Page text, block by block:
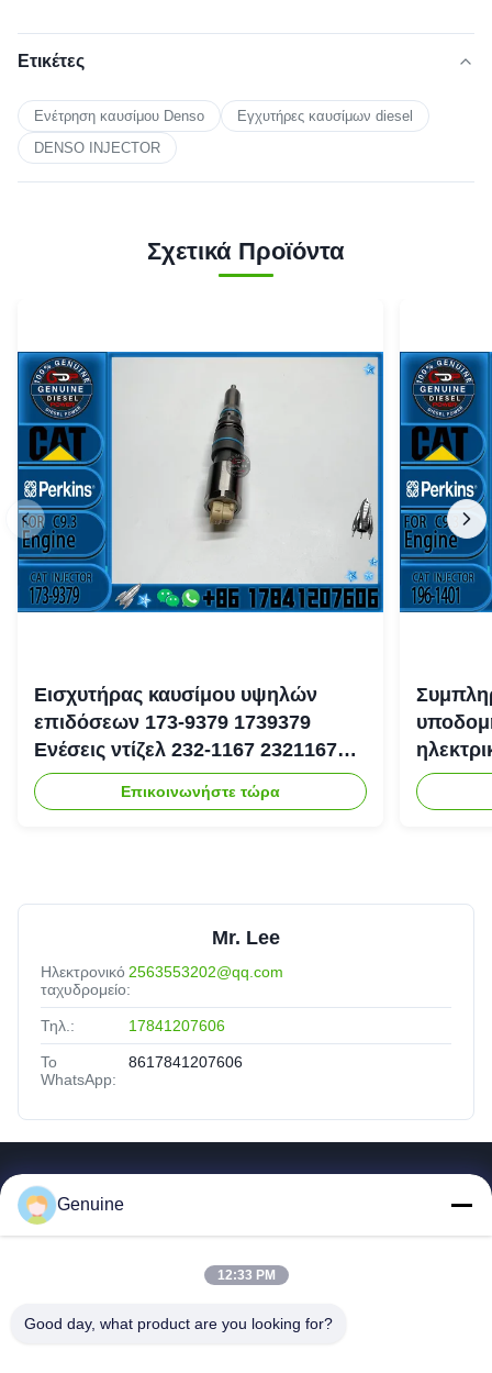
Ετικέτες
Ενέτρηση καυσίμου Denso
Εγχυτήρες καυσίμων diesel
DENSO INJECTOR
Σχετικά Προϊόντα
Εισχυτήρας καυσίμου υψηλών
επιδόσεων 173-9379 1739379
Ενέσεις ντίζελ 232-1167 2321167
για κινητήρα Caterpillar 3126
Επικοινωνήστε τώρα
Mr. Lee
Ηλεκτρονικό
ταχυδρομείο:
2563553202@qq.com
Τηλ.: 17841207606
Το
WhatsApp:
8617841207606
Σχετικά Με Εμάς
Ποιοτικός Έλεγχος
Genuine
12:33 PM
Good day, what product are you looking for?